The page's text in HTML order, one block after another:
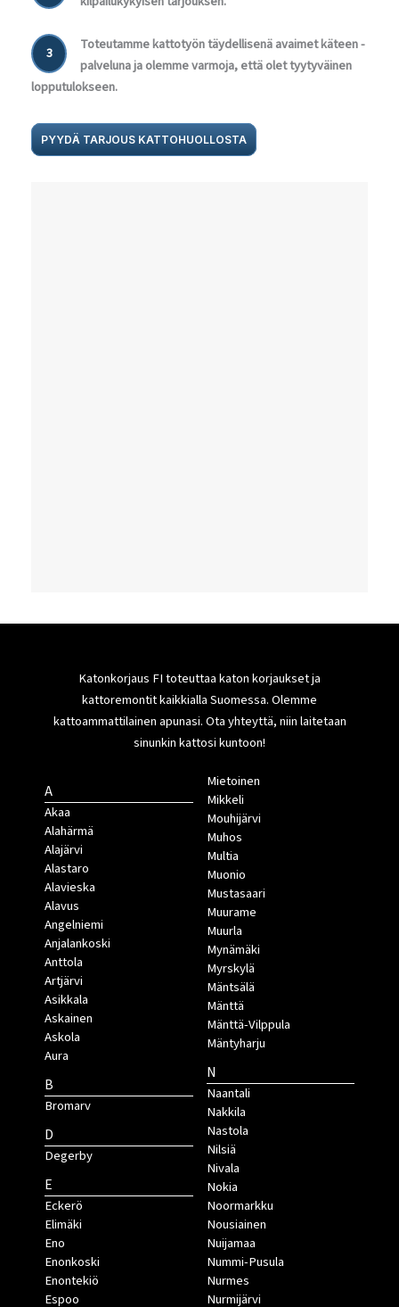
3
Toteutamme kattotyön täydellisenä avaimet käteen -
palveluna ja olemme varmoja, että olet tyytyväinen
lopputulokseen.
PYYDÄ TARJOUS KATTOHUOLLOSTA
Katonkorjaus FI toteuttaa katon korjaukset ja
kattoremontit kaikkialla Suomessa. Olemme
kattoammattilainen apunasi. Ota yhteyttä, niin laitetaan
sinunkin kattosi kuntoon!
A
Akaa
Alahärmä
Alajärvi
Alastaro
Alavieska
Alavus
Angelniemi
Anjalankoski
Anttola
Artjärvi
Asikkala
Askainen
Askola
Aura
B
Bromarv
D
Degerby
E
Eckerö
Elimäki
Eno
Enonkoski
Enontekiö
Espoo
Mietoinen
Mikkeli
Mouhijärvi
Muhos
Multia
Muonio
Mustasaari
Muurame
Muurla
Mynämäki
Myrskylä
Mäntsälä
Mänttä
Mänttä-Vilppula
Mäntyharju
N
Naantali
Nakkila
Nastola
Nilsiä
Nivala
Nokia
Noormarkku
Nousiainen
Nuijamaa
Nummi-Pusula
Nurmes
Nurmijärvi